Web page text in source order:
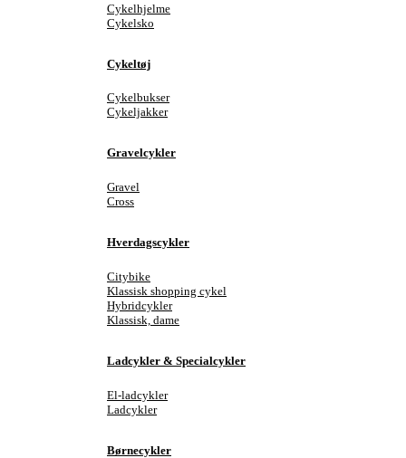
Cykelhjelme
Cykelsko
Cykeltøj
Cykelbukser
Cykeljakker
Gravelcykler
Gravel
Cross
Hverdagscykler
Citybike
Klassisk shopping cykel
Hybridcykler
Klassisk, dame
Ladcykler & Specialcykler
El-ladcykler
Ladcykler
Børnecykler